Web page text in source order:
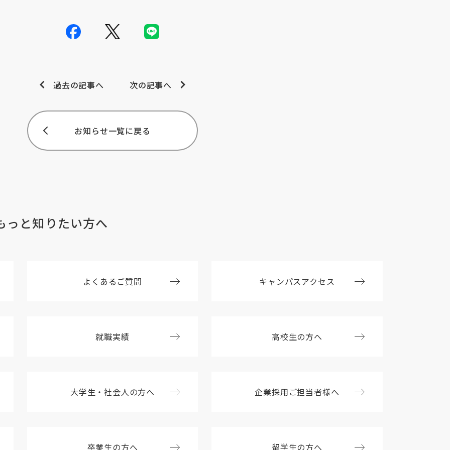
過去の記事へ 次の記事へ
お知らせ一覧に戻る
っと知りたい方へ
よくあるご質問 キャンパスアクセス
就職実績 高校生の方へ
大学生・社会人の方へ 企業採用ご担当者様へ
卒業生の方へ 留学生の方へ